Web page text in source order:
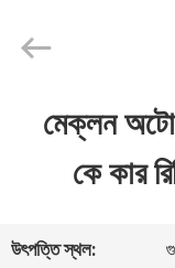
Chemical
মেক্লন
কে কার
উৎপত্তি স্থল: